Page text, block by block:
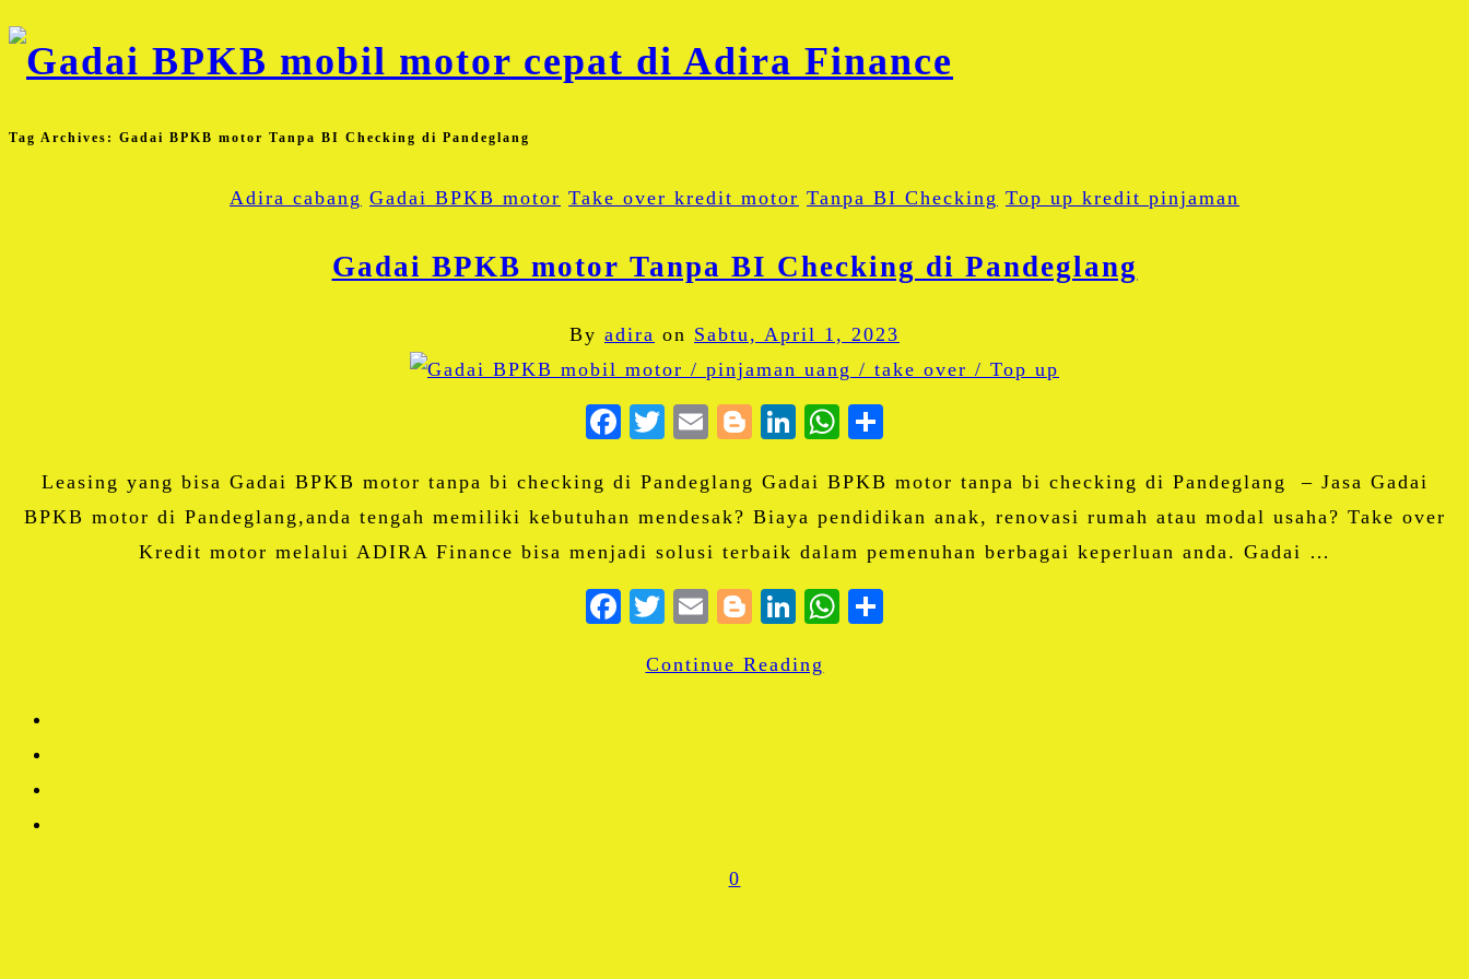
Tag Archives: Gadai BPKB motor Tanpa BI Checking di Pandeglang
Adira cabang Gadai BPKB motor Take over kredit motor Tanpa BI Checking Top up kredit pinjaman
Gadai BPKB motor Tanpa BI Checking di Pandeglang
By adira on Sabtu, April 1, 2023
Facebook
Twitter
EmailBlogger
LinkedIn
WhatsApp
Leasing yang bisa Gadai BPKB motor tanpa bi checking di Pandeglang Gadai BPKB motor tanpa bi checking di Pandeglang – Jasa Gadai
BPKB motor di Pandeglang,anda tengah memiliki kebutuhan mendesak? Biaya pendidikan anak, renovasi rumah atau modal usaha? Take over
Kredit motor melalui ADIRA Finance bisa menjadi solusi terbaik dalam pemenuhan berbagai keperluan anda. Gadai …
Facebook
Twitter
EmailBlogger
LinkedIn
WhatsApp
Continue Reading
0